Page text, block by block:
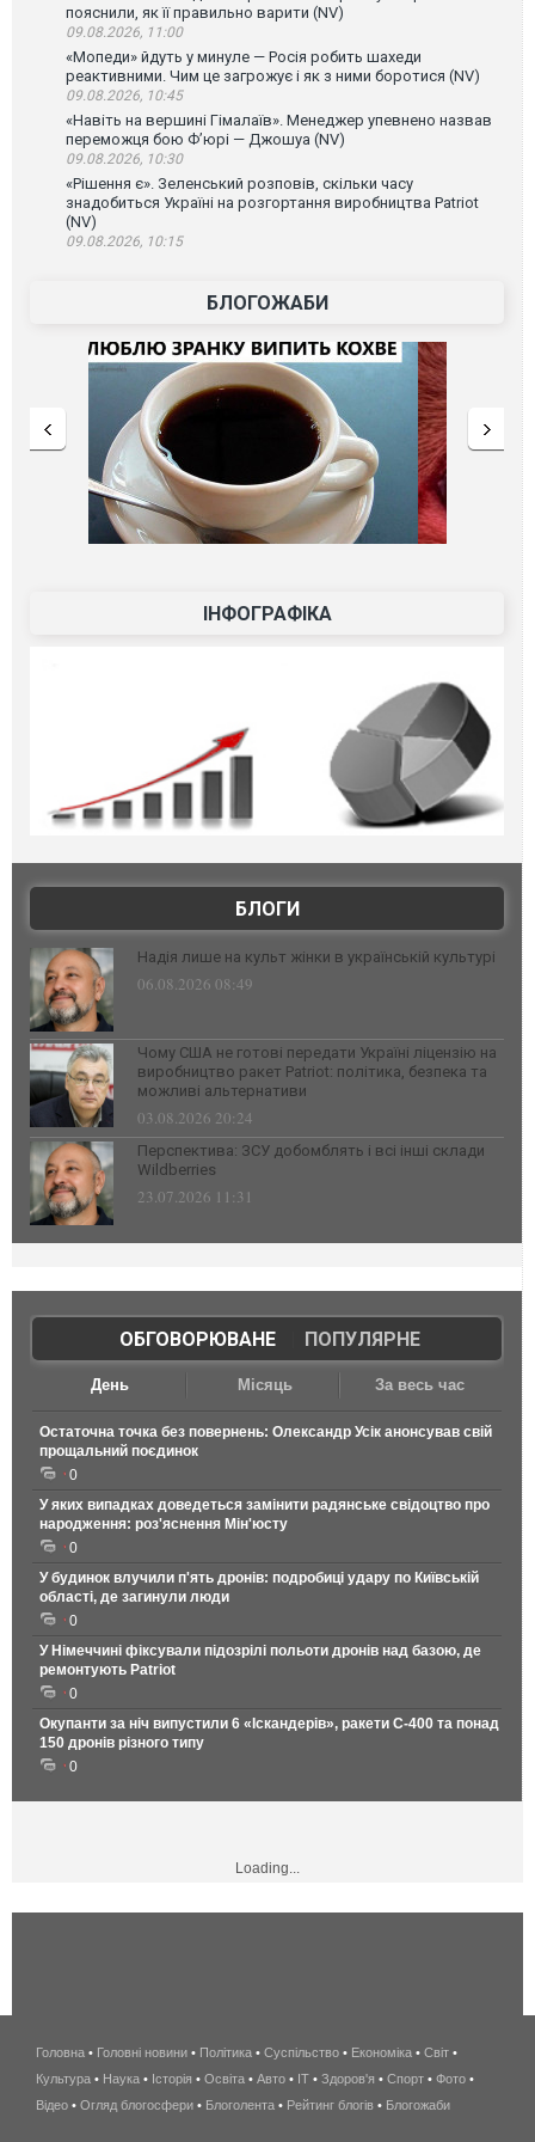
пояснили, як її правильно варити (NV)
09.08.2026, 11:00
«Мопеди» йдуть у минуле — Росія робить шахеди
реактивними. Чим це загрожує і як з ними боротися (NV)
09.08.2026, 10:45
«Навіть на вершині Гімалаїв». Менеджер упевнено назвав
переможця бою Ф’юрі — Джошуа (NV)
09.08.2026, 10:30
«Рішення є». Зеленський розповів, скільки часу
знадобиться Україні на розгортання виробництва Patriot
(NV)
09.08.2026, 10:15
БЛОГОЖАБИ
ІНФОГРАФІКА
БЛОГИ
Надія лише на культ жінки в українській культурі
06.08.2026 08:49
Чому США не готові передати Україні ліцензію на
виробництво ракет Patriot: політика, безпека та
можливі альтернативи
03.08.2026 20:24
Перспектива: ЗСУ добомблять і всі інші склади
Wildberries
23.07.2026 11:31
ОБГОВОРЮВАНЕ| ПОПУЛЯРНЕ
День Місяць За весь час
Остаточна точка без повернень: Олександр Усік анонсував свій
прощальний поєдинок
0
У яких випадках доведеться замінити радянське свідоцтво про
народження: роз'яснення Мін'юсту
0
У будинок влучили п'ять дронів: подробиці удару по Київській
області, де загинули люди
0
У Німеччині фіксували підозрілі польоти дронів над базою, де
ремонтують Patriot
0
Окупанти за ніч випустили 6 «Іскандерів», ракети С-400 та понад
150 дронів різного типу
0
Loading...
беспроводной
интернет
киев
Головна • Головні новини • Політика • Суспільство • Економіка • Світ •
Культура • Наука • Історія • Освіта • Авто • IT • Здоров'я • Спорт • Фото •
Відео • Огляд блогосфери • Блоголента • Рейтинг блогів • Блогожаби